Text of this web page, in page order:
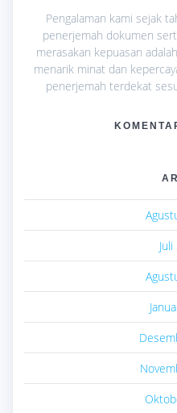
Pengalaman kami sejak
penerjemah dokumen
merasakan kepuasan
menarik minat dan
penerjemah terdekat